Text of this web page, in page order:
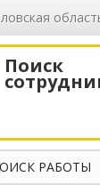
Поиск
РАБОТЫ